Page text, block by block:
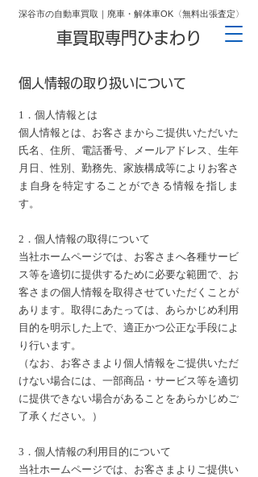
車買取専門ひまわり
深谷市の自動車買取｜廃車・解体車OK〈無料出張査定〉
個人情報の取り扱いについて
1．個人情報とは
個人情報とは、お客さまからご提供いただいた
氏名、住所、電話番号、メールアドレス、生年
月日、性別、勤務先、家族構成等によりお客さ
ま自身を特定することができる情報を指しま
す。
2．個人情報の取得について
当社ホームページでは、お客さまへ各種サービ
ス等を適切に提供するために必要な範囲で、お
客さまの個人情報を取得させていただくことが
あります。取得にあたっては、あらかじめ利用
目的を明示した上で、適正かつ公正な手段によ
り行います。
（なお、お客さまより個人情報をご提供いただ
けない場合には、一部商品・サービス等を適切
に提供できない場合があることをあらかじめご
了承ください。）
3．個人情報の利用目的について
当社ホームページでは、お客さまよりご提供い